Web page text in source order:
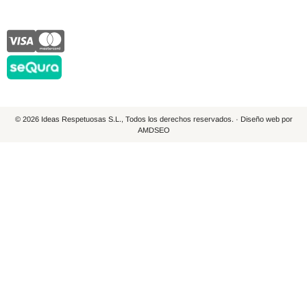
© 2026 Ideas Respetuosas S.L., Todos los derechos reservados. · Diseño web por
AMDSEO